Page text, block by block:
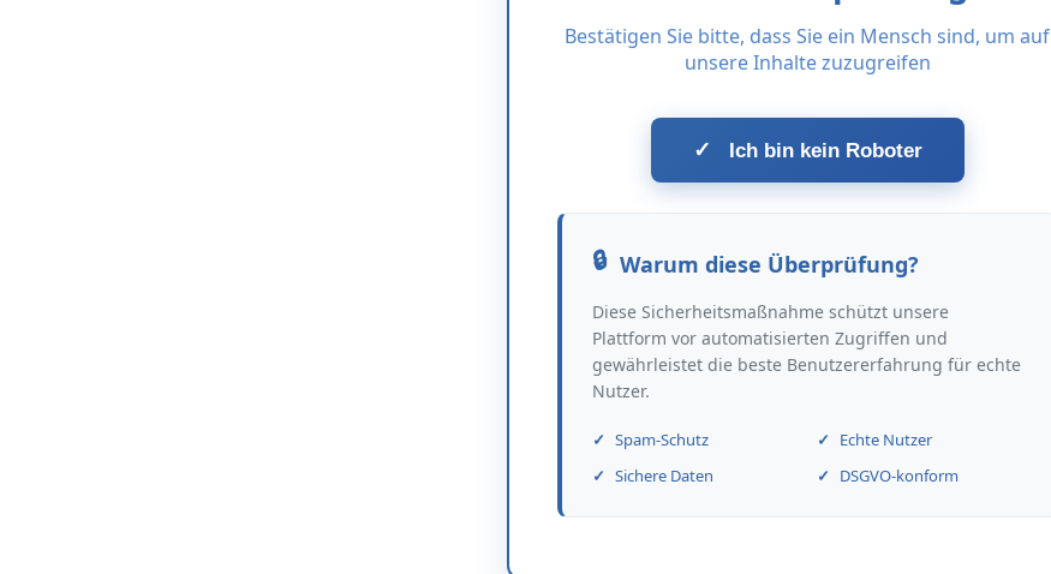
Bestätigen Sie bitte, dass Sie ein Mensch sind, um auf
unsere Inhalte zuzugreifen
✓ Ich bin kein Roboter
Warum diese Überprüfung?
Diese Sicherheitsmaßnahme schützt unsere
Plattform vor automatisierten Zugriffen und
gewährleistet die beste Benutzererfahrung für echte
Nutzer.
Spam-Schutz
Echte Nutzer
Sichere Daten
DSGVO-konform